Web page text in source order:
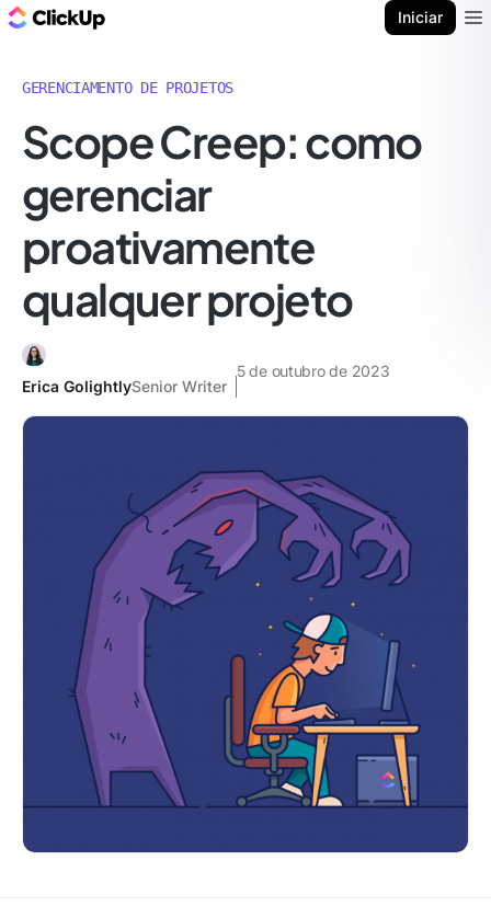
Iniciar
GERENCIAMENTO DE PROJETOS
Scope Creep: como
gerenciar
proativamente
qualquer projeto
Erica GolightlySenior Writer
5 de outubro de 2023